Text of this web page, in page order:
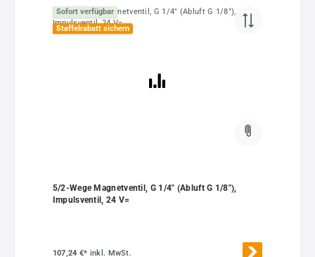
Sofort verfügbar
Staffelrabatt sichern
5/2-Wege Magnetventil, G 1/4" (Abluft G 1/8"),
Impulsventil, 24 V=
107,24 €* inkl. MwSt.